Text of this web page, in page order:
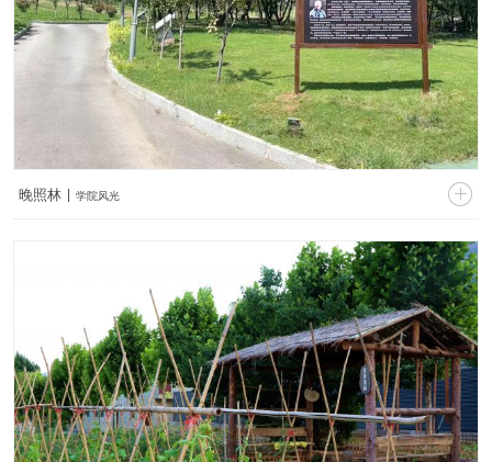
晚照林 | 学院风光 
